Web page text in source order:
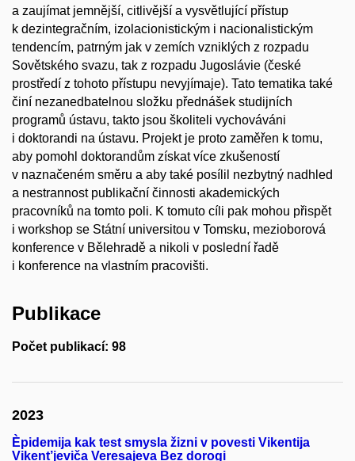
a zaujímat jemnější, citlivější a vysvětlující přístup
k dezintegračním, izolacionistickým i nacionalistickým
tendencím, patrným jak v zemích vzniklých z rozpadu
Sovětského svazu, tak z rozpadu Jugoslávie (české
prostředí z tohoto přístupu nevyjímaje). Tato tematika také
činí nezanedbatelnou složku přednášek studijních
programů ústavu, takto jsou školiteli vychováváni
i doktorandi na ústavu. Projekt je proto zaměřen k tomu,
aby pomohl doktorandům získat více zkušeností
v naznačeném směru a aby také posílil nezbytný nadhled
a nestrannost publikační činnosti akademických
pracovníků na tomto poli. K tomuto cíli pak mohou přispět
i workshop se Státní universitou v Tomsku, mezioborová
konference v Bělehradě a nikoli v poslední řadě
i konference na vlastním pracovišti.
Publikace
Počet publikací: 98
2023
Èpidemija kak test smysla žizni v povesti Vikentija
Vikent’jeviča Veresajeva Bez dorogi